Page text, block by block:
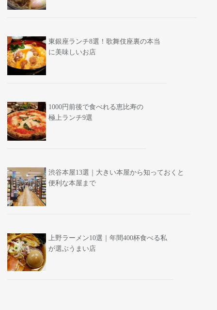
東銀座ランチ8選！歌舞伎座裏の本当
に美味しいお店
1000円前後で食べれる恵比寿の
極上ランチ9選
渋谷本屋13選｜大きい本屋から知っておくと
便利な本屋まで
上野ラーメン10選｜年間400杯食べる私
が選ぶうまい店